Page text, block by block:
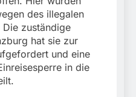
des illegalen
zuständige
hat sie zur
und eine
in die